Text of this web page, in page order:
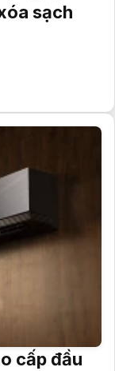
sạch
cấp đầu